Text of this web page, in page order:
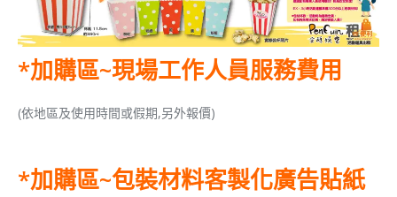
*加購區~現場工作人員服務費用
(依地區及使用時間或假期,另外報價)
*加購區~包裝材料客製化廣告貼紙